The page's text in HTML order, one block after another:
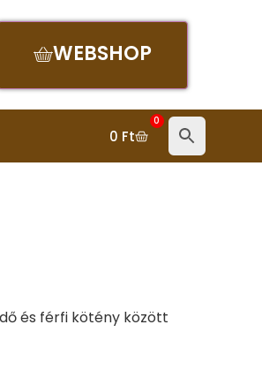
WEBSHOP
0 Ft
0
és férfi kötény között